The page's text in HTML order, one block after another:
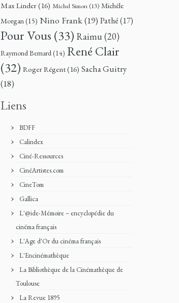
Max Linder(16) Michel Simon (13) Michèle
Morgan(15) Nino Frank(19) Pathé(17)
Pour Vous (33) Raimu(20)
Raymond Bernard(14) René Clair
(32) Roger Régent(16) Sacha Guitry
(18)
Liens
BDFF
Calindex
Ciné-Ressources
CinéArtistes.com
CineTom
Gallica
L'@ide-Mémoire – encyclopédie du
cinéma français
L'Age d'Or du cinéma français
L'Encinémathèque
La Bibliothèque de la Cinémathèque de
Toulouse
La Revue 1895